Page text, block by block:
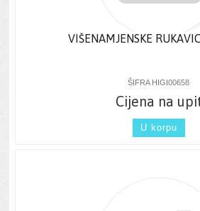
VIŠENAMJENSKE
ŠIFRA HIGI00658
Cijena na
U korpu